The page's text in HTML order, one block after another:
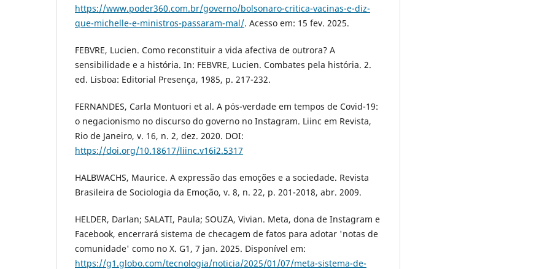
https://www.poder360.com.br/governo/bolsonaro-critica-vacinas-e-diz-
que-michelle-e-ministros-passaram-mal/. Acesso em: 15 fev. 2025.
FEBVRE, Lucien. Como reconstituir a vida afectiva de outrora? A
sensibilidade e a história. In: FEBVRE, Lucien. Combates pela história. 2.
ed. Lisboa: Editorial Presença, 1985, p. 217-232.
FERNANDES, Carla Montuori et al. A pós-verdade em tempos de Covid-19:
o negacionismo no discurso do governo no Instagram. Liinc em Revista,
Rio de Janeiro, v. 16, n. 2, dez. 2020. DOI:
https://doi.org/10.18617/liinc.v16i2.5317
HALBWACHS, Maurice. A expressão das emoções e a sociedade. Revista
Brasileira de Sociologia da Emoção, v. 8, n. 22, p. 201-2018, abr. 2009.
HELDER, Darlan; SALATI, Paula; SOUZA, Vivian. Meta, dona de Instagram e
Facebook, encerrará sistema de checagem de fatos para adotar 'notas de
comunidade' como no X. G1, 7 jan. 2025. Disponível em:
https://g1.globo.com/tecnologia/noticia/2025/01/07/meta-sistema-de-